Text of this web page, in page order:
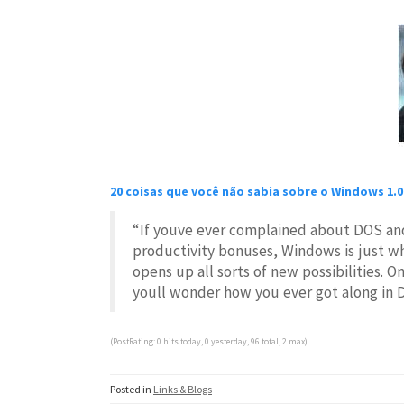
20 coisas que você não sabia sobre o Windows 1.0
“If youve ever complained about DOS
productivity bonuses, Windows is just
opens up all sorts of new possibilities.
youll wonder how you ever got along in
(PostRating: 0 hits today, 0 yesterday, 96 total, 2 max)
Posted in Links & Blogs